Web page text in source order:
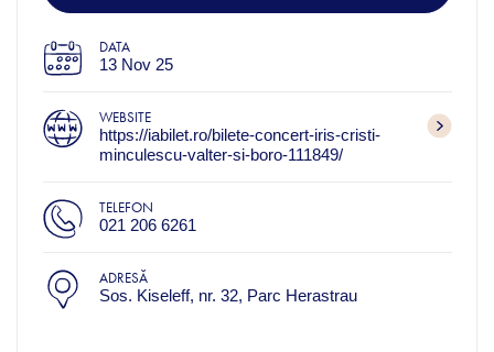
DATA
13 Nov 25
WEBSITE
https://iabilet.ro/bilete-concert-iris-cristi-
minculescu-valter-si-boro-111849/
TELEFON
021 206 6261
ADRESĂ
Sos. Kiseleff, nr. 32, Parc Herastrau